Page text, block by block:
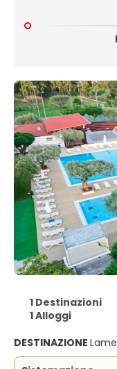
1 Destinazioni
1 Alloggi
DESTINAZIONE